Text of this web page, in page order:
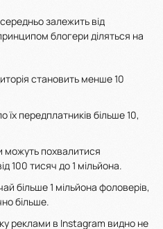
залежить від
блогери діляться на
становить менше 10
їх передплатників більше 10,
можуть похвалитися
100 тисяч до 1 мільйона.
більше 1 мільйона фоловерів,
більше.
реклами в Instagram видно не